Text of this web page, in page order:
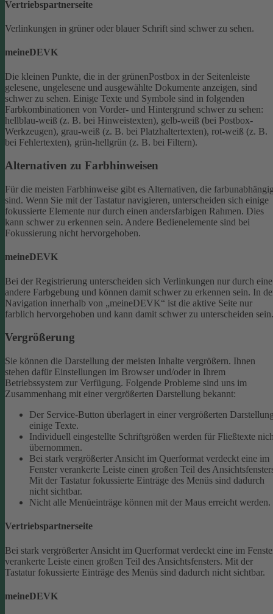
Vertriebspartnerseite
Verlinkungen in grüner oder blauer Schrift sind schwer zu sehen.
meineDEVK
Die kleinen Punkte, die in der grünenPostbox in der Seitenleiste
gelesene, ungelesene und ausgewählte Dokumente anzeigen, sind
schwer zu sehen. Einige Texte und Symbole sind in folgenden
Farbkombinationen von Vorder- und Hintergrund schwer zu sehen:
hellblau-weiß (z. B. bei Hinweistexten), gelb-weiß (bei Postbox-
Werkzeugen), grau-weiß (z. B. bei Platzhaltertexten), rot-weiß (z. B.
bei Fehlertexten), grün-hellgrün (z. B. bei Filtern).
Alternativen zu Farbhinweisen
Für die meisten Farbhinweise gibt es Alternativen, die
sind. Wenn Sie mit der Tastatur navigieren, unterscheiden sich einige
fokussierte Elemente nur durch einen andersfarbigen Rahmen. Dies
kann schwer zu erkennen sein. Andere Bedienelemente sind bei
Fokussierung nicht hervorgehoben.
meineDEVK
Bei der Registrierung unterscheiden sich Verlinkungen nur durch eine
andere Farbgebung und können damit schwer zu erkennen sein. In
Navigation innerhalb von „meineDEVK“ ist die aktive Seite nur
farblich hervorgehoben und kann damit schwer zu unterscheiden sein.
Vergrößerung
Sie können die Darstellung der meisten Inhalte vergrößern. Ihnen
stehen dafür Einstellungen im Browser und/oder in Ihrem
Betriebssystem zur Verfügung. Folgende Probleme sind uns im
Zusammenhang mit einer vergrößerten Darstellung bekannt:
Der Service-Button überlagert in einer vergrößerten
einige Texte.
Individuell eingestellte Schriftgrößen werden für Fließtexte
übernommen.
Bei stark vergrößerter Ansicht im Querformat verdeckt eine im
Fenster verankerte Leiste einen großen Teil des
Mit der Tastatur fokussierte Einträge des Menüs sind dadurch
nicht sichtbar.
Nicht alle Menüeinträge können mit der Maus erreicht werden.
Vertriebspartnerseite
Bei stark vergrößerter Ansicht im Querformat verdeckt eine im
verankerte Leiste einen großen Teil des Ansichtsfensters. Mit der
Tastatur fokussierte Einträge des Menüs sind dadurch nicht sichtbar.
meineDEVK